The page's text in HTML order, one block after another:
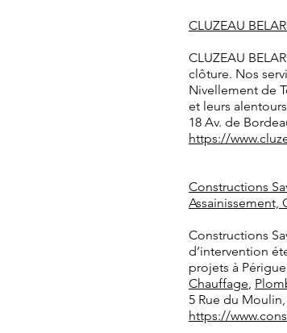
CLUZEAU
CLUZEAU
clôture. Nos
Nivellement de
et leurs
18 Av. de
https://
Constructions
Assainissement,
Constructions
d’intervention
projets à
Chauffage,
5 Rue du Moulin,
https://